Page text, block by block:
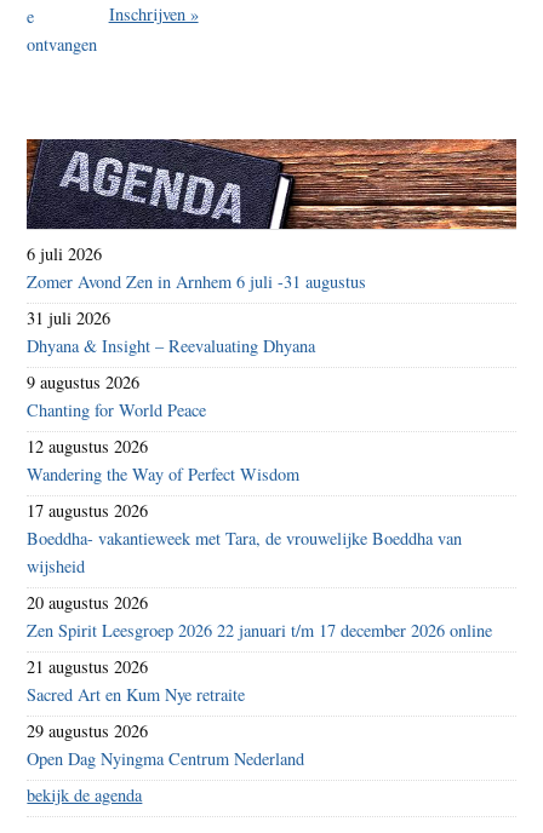
Inschrijven »
6 juli 2026
Zomer Avond Zen in Arnhem 6 juli -31 augustus
31 juli 2026
Dhyana & Insight – Reevaluating Dhyana
9 augustus 2026
Chanting for World Peace
12 augustus 2026
Wandering the Way of Perfect Wisdom
17 augustus 2026
Boeddha- vakantieweek met Tara, de vrouwelijke Boeddha van
wijsheid
20 augustus 2026
Zen Spirit Leesgroep 2026 22 januari t/m 17 december 2026 online
21 augustus 2026
Sacred Art en Kum Nye retraite
29 augustus 2026
Open Dag Nyingma Centrum Nederland
bekijk de agenda